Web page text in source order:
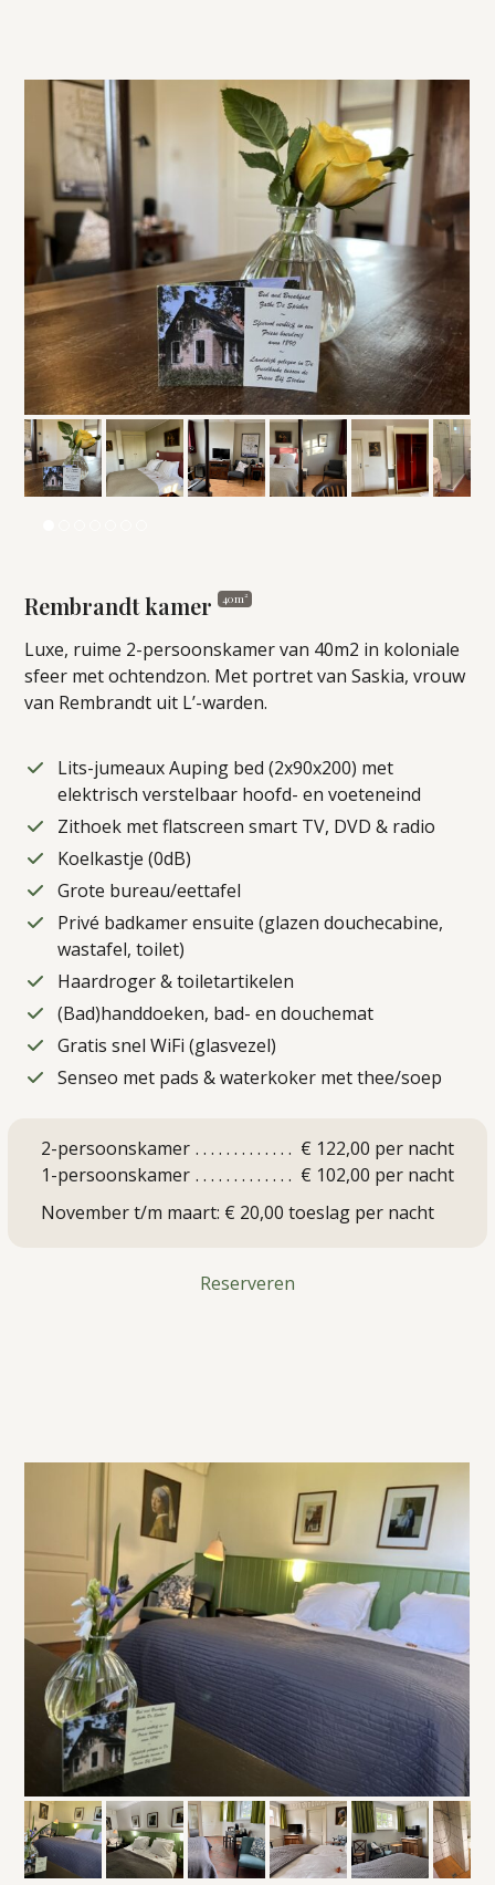
Rembrandt kamer 40m²
Luxe, ruime 2-persoonskamer van 40m2 in koloniale
sfeer met ochtendzon. Met portret van Saskia, vrouw
van Rembrandt uit L’-warden.
Lits-jumeaux Auping bed (2x90x200) met
elektrisch verstelbaar hoofd- en voeteneind
Zithoek met flatscreen smart TV, DVD & radio
Koelkastje (0dB)
Grote bureau/eettafel
Privé badkamer ensuite (glazen douchecabine,
wastafel, toilet)
Haardroger & toiletartikelen
(Bad)handdoeken, bad- en douchemat
Gratis snel WiFi (glasvezel)
Senseo met pads & waterkoker met thee/soep
2-persoonskamer
€ 122,00 per nacht
1-persoonskamer
€ 102,00 per nacht
November t/m maart: € 20,00 toeslag per nacht
Reserveren